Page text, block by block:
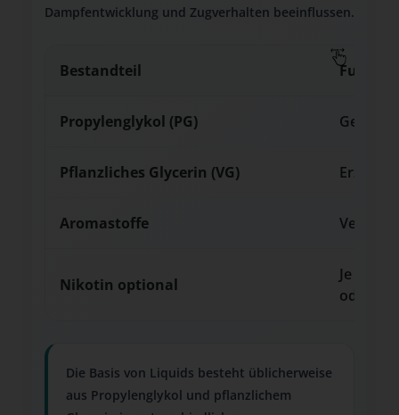
Dampfentwicklung und Zugverhalten beeinflussen.
Bestandteil
Propylenglykol (PG)
Pflanzliches Glycerin (VG) Erzeugt
Aromastoffe
Nikotin optional
Je nach
oder
Die Basis von Liquids besteht üblicherweise
aus Propylenglykol und pflanzlichem